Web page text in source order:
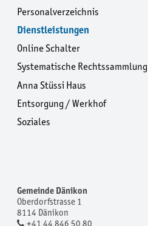
Personalverzeichnis
Dienstleistungen
Online Schalter
Systematische Rechtssammlung
Anna Stüssi Haus
Entsorgung / Werkhof
Soziales
Gemeinde Dänikon
Oberdorfstrasse 1
8114 Dänikon
+41 44 846 50 80